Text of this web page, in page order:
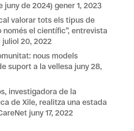
juny de 2024) gener 1, 2023
valorar tots els tipus de
només el científic”, entrevista
juliol 20, 2022
nous models
suport a la vellesa juny 28,
investigadora de la
de Xile, realitza una estada
juny 17, 2022